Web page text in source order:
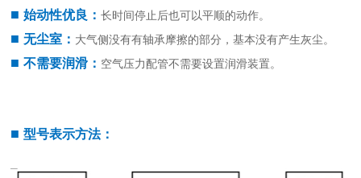
■始动性优良：长时间停止后也可以平顺的动作。
■无尘室： 大气侧没有有轴承摩擦的部分，基本没有产生灰尘。
■不需要润滑： 空气压力配管不需要设置润滑装置。
■型号表示方法：